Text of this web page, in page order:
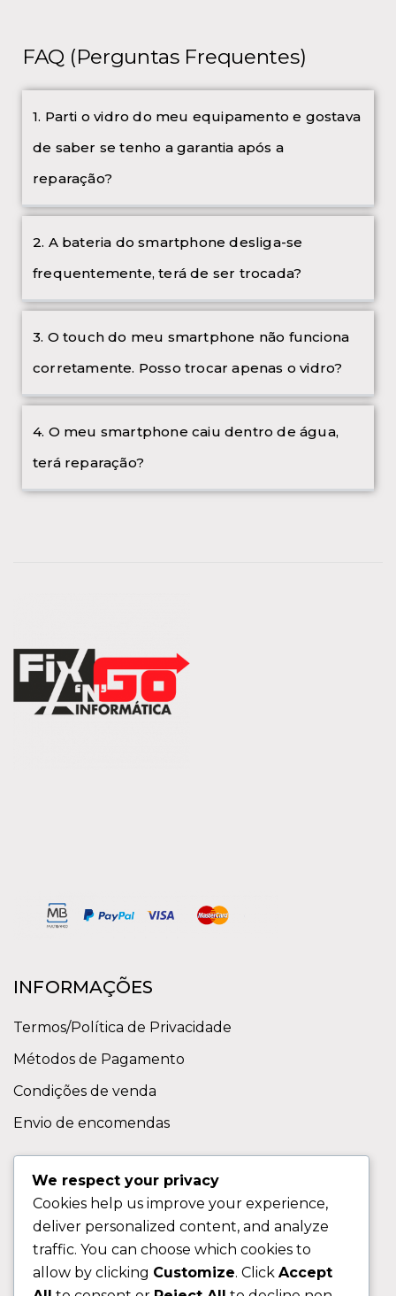
FAQ (Perguntas Frequentes)
1. Parti o vidro do meu equipamento e gostava
de saber se tenho a garantia após a
reparação?
2. A bateria do smartphone desliga-se
frequentemente, terá de ser trocada?
3. O touch do meu smartphone não funciona
corretamente. Posso trocar apenas o vidro?
4. O meu smartphone caiu dentro de água,
terá reparação?
INFORMAÇÕES
Termos/Política de Privacidade
Métodos de Pagamento
Condições de venda
Envio de encomendas
Contactos
Sobre nos
FAQ (Perguntas Frequentes)
We respect your privacy
Cookies help us improve your experience,
deliver personalized content, and analyze
traffic. You can choose which cookies to
allow by clicking Customize. Click Accept